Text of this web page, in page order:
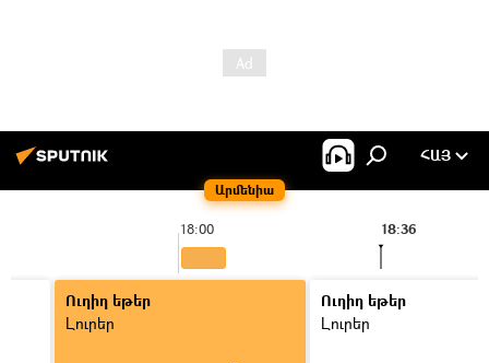
Արմենիա
ՀԱՅ
18:00 18:36
Ուղիղ եթեր
Լուրեր
Ուղիղ եթեր
Լուրեր